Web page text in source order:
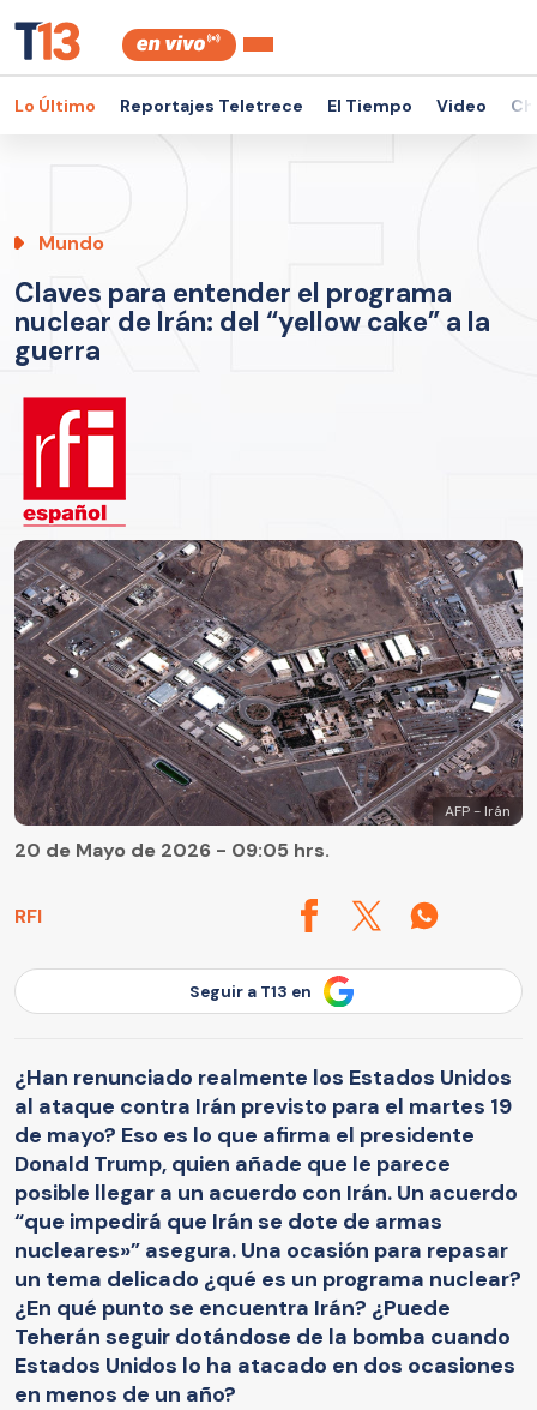
Lo Último Reportajes Teletrece El Tiempo Video
Mundo
Claves para entender el programa
nuclear de Irán: del “yellow cake” a la
guerra
AFP - Irán
RFI
20 de Mayo de 2026 - 09:05 hrs.
Seguir a T13 en
¿Han renunciado realmente los Estados Unidos
al ataque contra Irán previsto para el martes 19
de mayo? Eso es lo que afirma el presidente
Donald Trump, quien añade que le parece
posible llegar a un acuerdo con Irán. Un acuerdo
“que impedirá que Irán se dote de armas
nucleares»” asegura. Una ocasión para repasar
un tema delicado ¿qué es un programa nuclear?
¿En qué punto se encuentra Irán? ¿Puede
Teherán seguir dotándose de la bomba cuando
Estados Unidos lo ha atacado en dos ocasiones
en menos de un año?